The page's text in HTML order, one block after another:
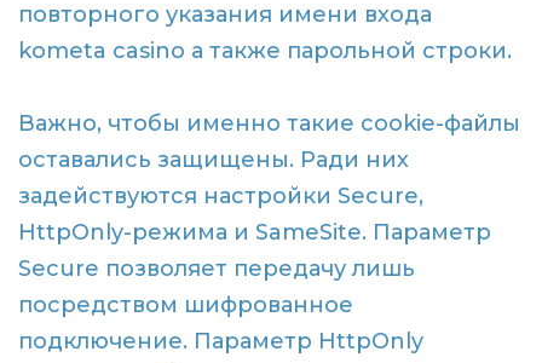
повторного указания имени входа
kometa casino а также парольной строки.
Важно, чтобы именно такие cookie-файлы
оставались защищены. Ради них
задействуются настройки Secure,
HttpOnly-режима и SameSite. Параметр
Secure позволяет передачу лишь
посредством шифрованное
подключение. Параметр HttpOnly